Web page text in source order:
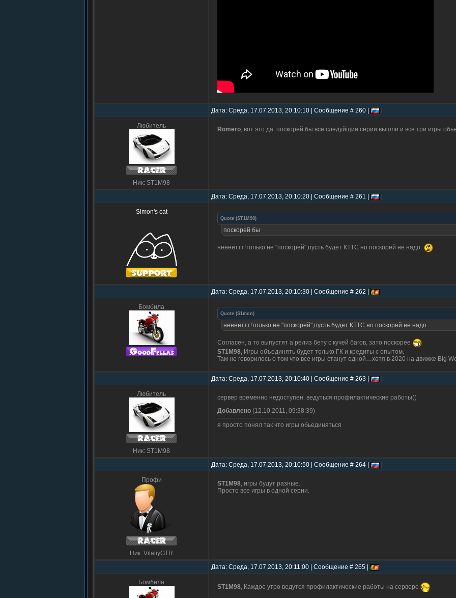
Дата: Среда, 17.07.2013, 20:10:10 | Сообщение # 260 |
Любитель
Ник: ST1M98
Romero, вот это да. поскорей бы все следуйщии серии вышли и все три игры
Дата: Среда, 17.07.2013, 20:10:20 | Сообщение # 261 |
Simon's cat
Quote (ST1M98)
поскорей бы
нееееттт!только не "поскорей",пусть будет КТТС но поскорей не надо.
Дата: Среда, 17.07.2013, 20:10:30 | Сообщение # 262 |
Бомбила
Quote (S1mon)
нееееттт!только не "поскорей",пусть будет КТТС но поскорей не надо.
Согласен, а то выпустят а релиз бету с кучей багов, зато поскорее
ST1M98, Игры объединять будет только ГК и кредиты с опытом.
Там не говорилось о том что все игры станут одной…хотя в 2020 на движке Big
Дата: Среда, 17.07.2013, 20:10:40 | Сообщение # 263 |
Любитель
Ник: ST1M98
сервер временно недоступен. ведуться профилактические работы((
Добавлено (12.10.2011, 09:38:39)
---------------------------------------------
я просто понял так что игры обьединяться
Дата: Среда, 17.07.2013, 20:10:50 | Сообщение # 264 |
Профи
Ник: VitaliyGTR
ST1M98, игры будут разные.
Просто все игры в одной серии.
Дата: Среда, 17.07.2013, 20:11:00 | Сообщение # 265 |
Бомбила
ST1M98 , Каждое утро ведутся профилактические работы на сервере